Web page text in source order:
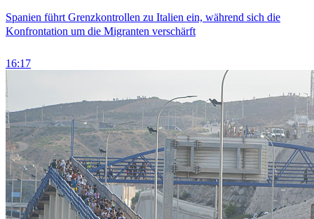
Spanien führt Grenzkontrollen zu Italien ein, während sich die
Konfrontation um die Migranten verschärft
16:17